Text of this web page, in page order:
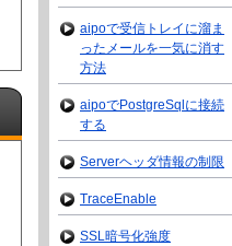
aipoで受信トレイに溜ま
ったメールを一気に消す
方法
aipoでPostgreSqlに接続
する
Serverヘッダ情報の制限
TraceEnable
SSL暗号化強度